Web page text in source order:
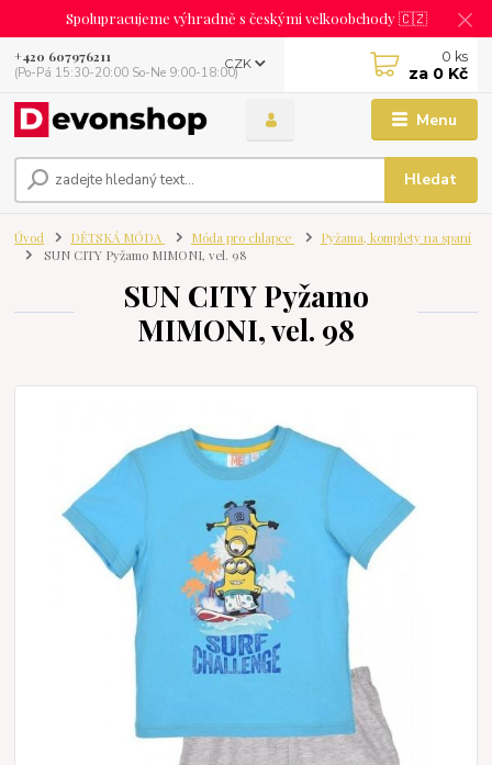
Spolupracujeme výhradně s českými velkoobchody 🇨🇿
Menu
CZK
Hledat
+420 607976211
(Po-Pá 15:30-20:00 So-Ne 9:00-18:00)
0 ks
za 0 Kč
Úvod DĚTSKÁ MÓDA Móda pro chlapce
Pyžama, komplety na spaní
SUN CITY Pyžamo MIMONI, vel. 98
SUN CITY Pyžamo
MIMONI, vel. 98